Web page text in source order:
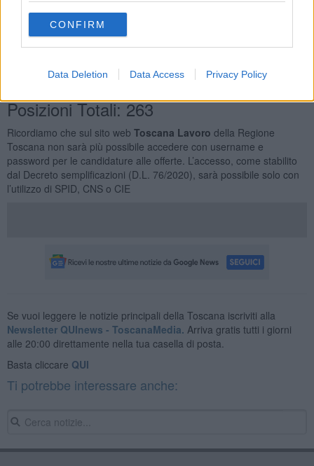
CONFIRM
Data Deletion Data Access Privacy Policy
Tipologia Contratto
Lavoro a Tempo Determinato
Lavoro a Tempo Indeterminato46
Mestiere16
Posizioni Totali: 263
Ricordiamo che sul sito web Toscana Lavoro della Regione
Toscana non sarà più possibile accedere con username e
password per le candidature alle offerte. L’accesso, come stabilito
dal Decreto semplificazioni (D.L. 76/2020), sarà possibile solo con
l’utilizzo di SPID, CNS o CIE
Se vuoi leggere le notizie principali della Toscana iscriviti alla
Newsletter QUInews - ToscanaMedia. Arriva gratis tutti i giorni
alle 20:00 direttamente nella tua casella di posta.
Basta cliccare QUI
Ti potrebbe interessare anche: